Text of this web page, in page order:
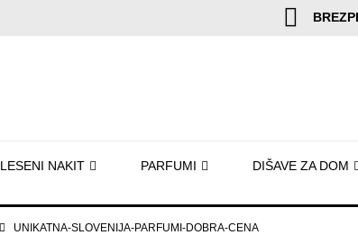
LESENI NAKIT PARFUMI DIŠAVE ZA DOM
UNIKATNA-SLOVENIJA-PARFUMI-DOBRA-CENA